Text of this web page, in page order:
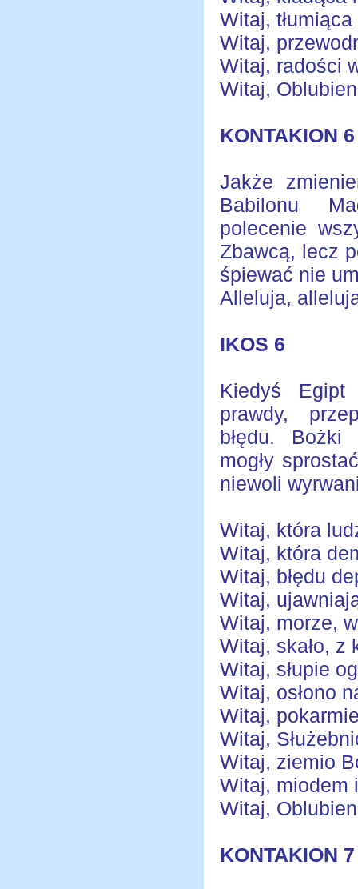
Witaj,
Witaj,
Witaj, radości
Witaj,
KONTAKION 6
Jakże
Babilonu
polecenie
Zbawcą, lecz
śpiewać nie
Alleluja,
IKOS 6
Kiedyś Egipt
prawdy,
błędu.
mogły
niewoli
Witaj, która
Witaj, która
Witaj, błędu
Witaj,
Witaj, morze,
Witaj, skało, z
Witaj, słupie
Witaj, osłono
Witaj,
Witaj,
Witaj, ziemio
Witaj, miodem
Witaj,
KONTAKION 7